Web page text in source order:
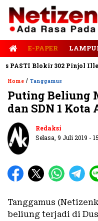
E-PAPER
Blokir 302 Pinjol
Home / Tanggamus
Puting Beliung
dan SDN 1 Kota
Redaksi
Selasa, 9 Juli 2019 -
Tanggamus
beliung terjadi di